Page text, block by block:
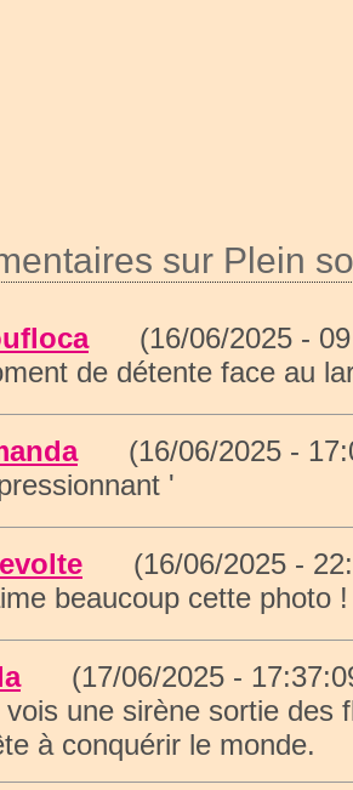
sur Plein
(16/06/2025 -
de détente face au
(16/06/2025 -
'
(16/06/2025 -
beaucoup cette photo !
(17/06/2025 -
vois une sirène sortie des
à conquérir le monde.